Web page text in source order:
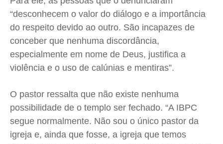
“desconhecem o valor do diálogo e a importância
do respeito devido ao outro. São incapazes de
conceber que nenhuma discordância,
especialmente em nome de Deus, justifica a
violência e o uso de calúnias e mentiras”.
O pastor ressalta que não existe nenhuma
possibilidade de o templo ser fechado. “A IBPC
segue normalmente. Não sou o único pastor da
igreja e, ainda que fosse, a igreja que temos